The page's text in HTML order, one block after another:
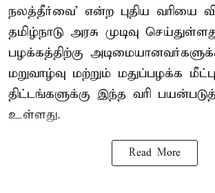
நலத்தீர்வை’ என்ற புதிய வரியை
தமிழ்நாடு அரசு முடிவு
பழக்கத்திற்கு
மறுவாழ்வு மற்றும் மதுப்பழக்க
திட்டங்களுக்கு இந்த வரி
உள்ளது.
Read More